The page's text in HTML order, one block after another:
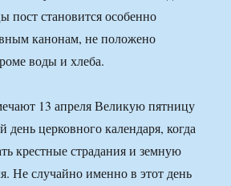
пост становится особенно
канонам, не положено
воды и хлеба.
13 апреля Великую пятницу
церковного календаря, когда
крестные страдания и земную
Не случайно именно в этот день